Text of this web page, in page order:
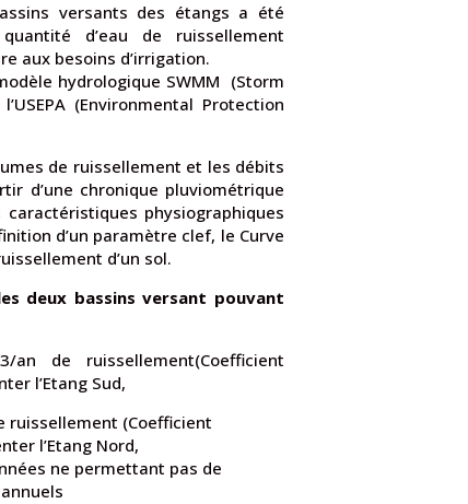
versants des étangs a été
d’eau de ruissellement
aux besoins d’irrigation.
hydrologique SWMM (Storm
(Environmental Protection
de ruissellement et les débits
d’une chronique pluviométrique
physiographiques
d’un paramètre clef, le Curve
d’un sol.
deux bassins versant pouvant
de ruissellement(Coefficient
l’Etang Sud,
ruissellement (Coefficient
l’Etang Nord,
ne permettant pas de